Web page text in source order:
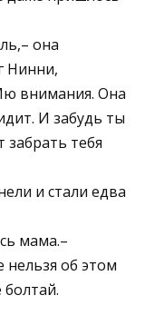
она
Нинни,
внимания. Она
И забудь ты
забрать тебя
и стали едва
мама.–
об этом